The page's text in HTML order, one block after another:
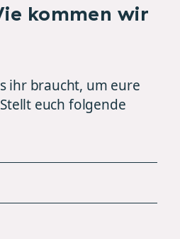
kommen wir
ihr braucht, um eure
euch folgende